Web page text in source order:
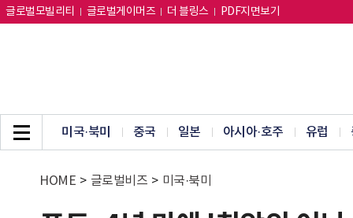
글로벌모빌리티 글로벌게이머즈 더 블링스 PDF지면보기
미국·북미 중국 일본 아시아·호주 유럽
HOME > 글로벌비즈 > 미국·북미